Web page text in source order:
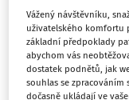
Evidence
Evidence
škola,
DPH. Naši
mzdová účetní
Vážený návštěvníku,
uživatelského komfortu
základní předpoklady
abychom vás
dostatek podnětů, jak
souhlas se
dočasně ukládají ve